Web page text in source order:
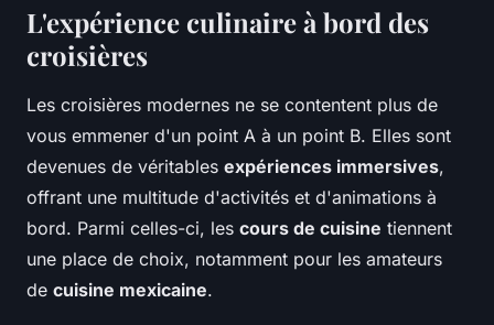
L'expérience culinaire à bord des
croisières
Les croisières modernes ne se contentent plus de
vous emmener d'un point A à un point B. Elles sont
devenues de véritables expériences immersives,
offrant une multitude d'activités et d'animations à
bord. Parmi celles-ci, les cours de cuisine tiennent
une place de choix, notamment pour les amateurs
de cuisine mexicaine.